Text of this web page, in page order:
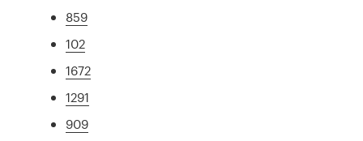
859
102
1672
1291
909